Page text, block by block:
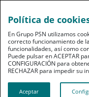
Sala de
Política de
En Grupo PSN utilizamos
correcto funcionamiento de
funcionalidades, así como
Puede pulsar en ACEPTAR
CONFIGURACIÓN para
RECHAZAR para impedir su
Aceptar